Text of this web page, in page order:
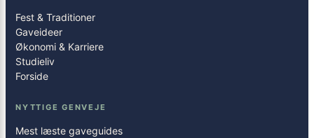
Fest & Traditioner
Gaveideer
Økonomi & Karriere
Studieliv
Forside
NYTTIGE GENVEJE
Mest læste gaveguides